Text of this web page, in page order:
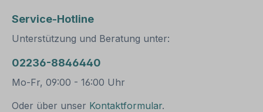
bestens geeignet. Für
von Schildern mit einer
mm werden zwei
Rohrschellen benötigt.
Merkmale dieser
Rohrschelle zur
bestens
von Schildern
Rohrschellen
Service-Hotline
Unterstützung und Beratung unter:
02236-8846440
Mo-Fr, 09:00 - 16:00 Uhr
Oder über unser Kontaktformular.